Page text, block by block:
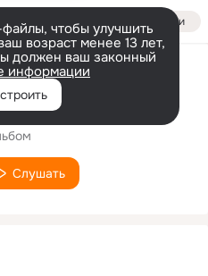
Войти
чтобы улучшить
возраст менее 13 лет,
должен ваш законный
информации
Gill
Слушать